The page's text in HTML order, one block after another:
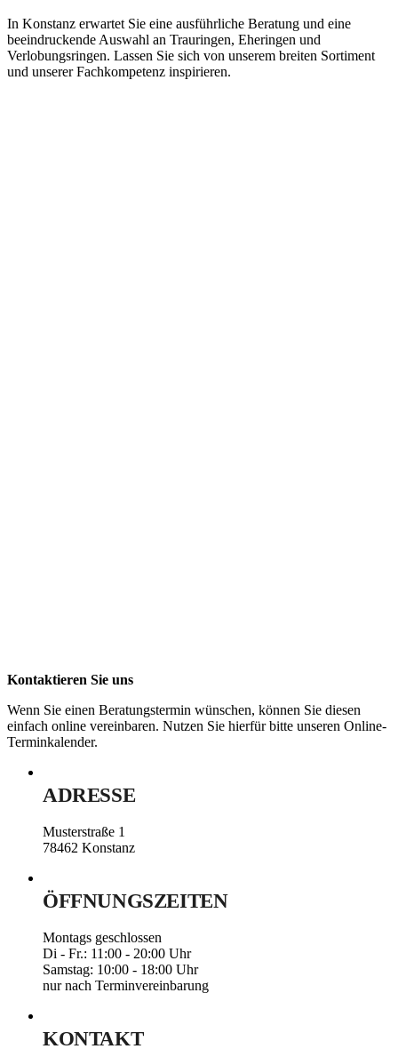
In Konstanz erwartet Sie eine ausführliche Beratung und eine
beeindruckende Auswahl an Trauringen, Eheringen und
Verlobungsringen. Lassen Sie sich von unserem breiten Sortiment
und unserer Fachkompetenz inspirieren.
Kontaktieren Sie uns
Wenn Sie einen Beratungstermin wünschen, können Sie diesen
einfach online vereinbaren. Nutzen Sie hierfür bitte unseren Online-
Terminkalender.
ADRESSE
Musterstraße 1
78462 Konstanz
ÖFFNUNGSZEITEN
Montags geschlossen
Di - Fr.: 11:00 - 20:00 Uhr
Samstag: 10:00 - 18:00 Uhr
nur nach Terminvereinbarung
KONTAKT